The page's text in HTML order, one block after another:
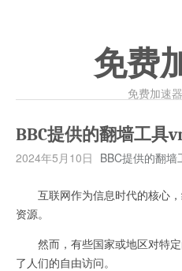
免费
免费加速
BBC提供的翻墙工具
2024年5月10日 BBC提供的翻墙
互联网作为信息时代的核心，
资源。
然而，有些国家或地区对特定
了人们的自由访问。